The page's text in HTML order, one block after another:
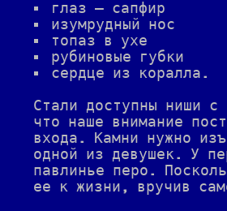
глаз — сапфир
изумрудный нос
топаз в ухе
рубиновые губки
сердце из коралла.
Стали доступны ниши
что наше внимание
входа. Камни нужно
одной из девушек. У
павлинье перо.
ее к жизни, вручив